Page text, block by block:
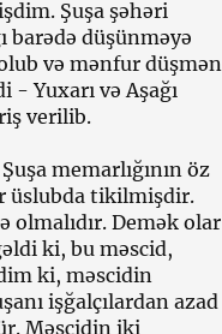
Şuşa şəhəri
barədə düşünməyə
və mənfur düşmən
- Yuxarı və Aşağı
verilib.
memarlığının öz
üslubda tikilmişdir.
Demək olar
ki, bu məscid,
ki, məscidin
işğalçılardan azad
Məscidin iki